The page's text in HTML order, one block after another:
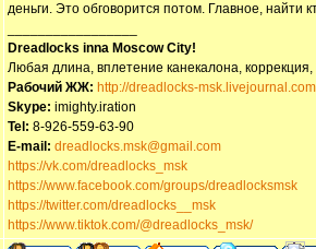
деньги. Это обговорится потом. Главное, найти
Dreadlocks inna Moscow Сity!
Любая длина, вплетение канекалона,
Рабочий ЖЖ: http://dreadlocks-
Skype: imighty.iration
Tel: 8-926-559-63-90
E-mail: dreadlocks.msk@gmail.com
https://vk.com/dreadlocks_msk
https://www.facebook.com/groups/dreadlocksmsk
https://twitter.com/dreadlocks__msk
https://www.tiktok.com/@dreadlocks_msk/